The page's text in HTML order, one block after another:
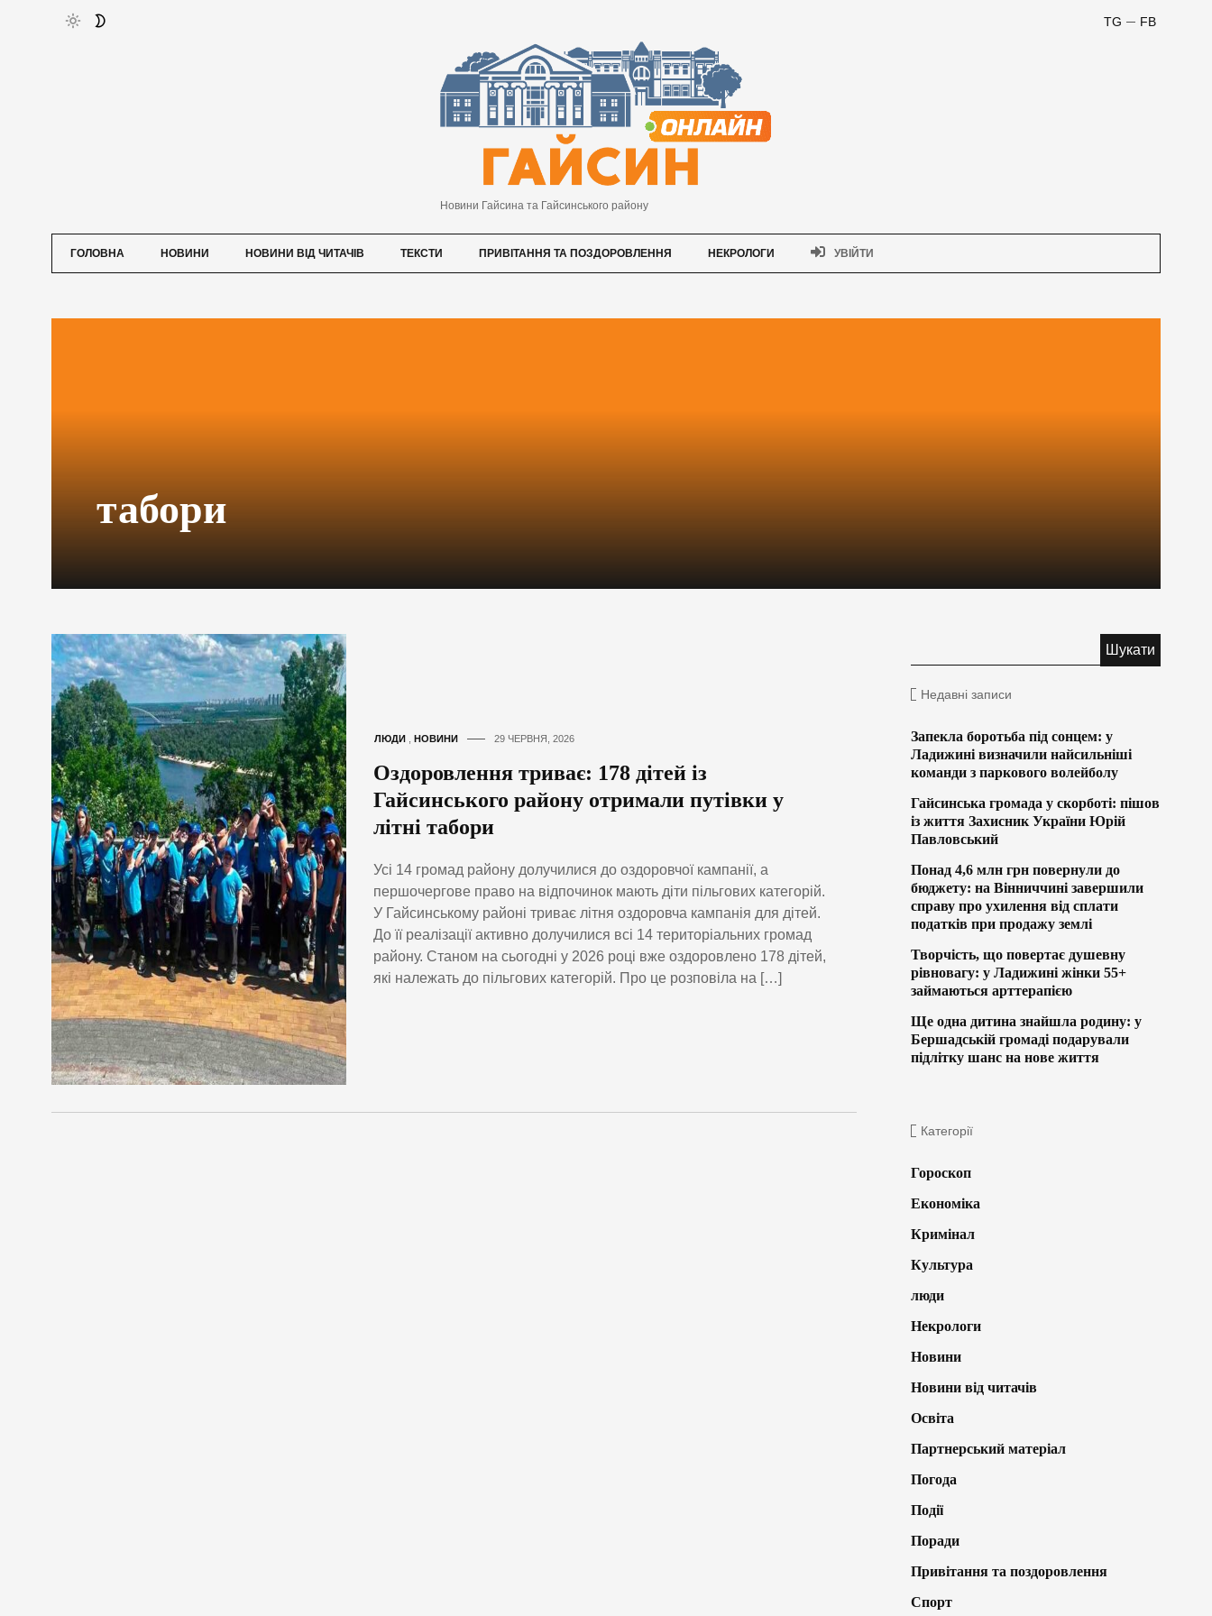
FB
TG
Новини Гайсина та Гайсинського району
ГОЛОВНА НОВИНИ НОВИНИ ВІД ЧИТАЧІВ ТЕКСТИ ПРИВІТАННЯ ТА ПОЗДОРОВЛЕННЯ НЕКРОЛОГИ УВІЙТИ
табори
ЛЮДИ НОВИНИ 29 ЧЕРВНЯ, 2026
Оздоровлення триває: 178 дітей із
Гайсинського району отримали путівки у
літні табори
Усі 14 громад району долучилися до оздоровчої кампанії, а
першочергове право на відпочинок мають діти пільгових категорій.
У Гайсинському районі триває літня оздоровча кампанія для дітей.
До її реалізації активно долучилися всі 14 територіальних громад
району. Станом на сьогодні у 2026 році вже оздоровлено 178 дітей,
які належать до пільгових категорій. Про це розповіла на […]
Недавні записи
Запекла боротьба під сонцем: у
Ладижині визначили найсильніші
команди з паркового волейболу
Гайсинська громада у скорботі: пішов
із життя Захисник України Юрій
Павловський
Понад 4,6 млн грн повернули до
бюджету: на Вінниччині завершили
справу про ухилення від сплати
податків при продажу землі
Творчість, що повертає душевну
рівновагу: у Ладижині жінки 55+
займаються арттерапією
Ще одна дитина знайшла родину: у
Бершадській громаді подарували
підлітку шанс на нове життя
Категорії
Гороскоп
Економіка
Кримінал
Культура
люди
Некрологи
Новини
Новини від читачів
Освіта
Партнерський матеріал
Погода
Події
Поради
Привітання та поздоровлення
Спорт